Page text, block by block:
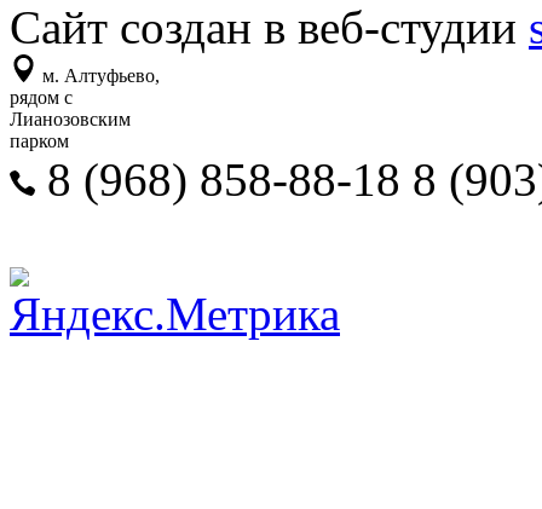
Сайт создан в веб-студии
м. Алтуфьево,
рядом с
Лианозовским
парком
8 (968) 858-88-18 8